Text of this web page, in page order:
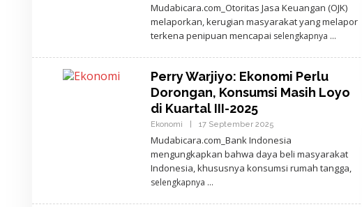
A
E
H
J
D
W
A
N
T
R
A
Mudabicara.com_Otoritas Jasa Keuangan (OJK)
melaporkan, kerugian masyarakat yang melapor
terkena penipuan mencapai selengkapnya
Perry Warjiyo: Ekonomi Perlu
Dorongan, Konsumsi Masih Loyo
di Kuartal III-2025
Ekonomi 17 September 2025
E
H
J
E
Mudabicara.com_Bank Indonesia
mengungkapkan bahwa daya beli masyarakat
Indonesia, khususnya konsumsi rumah tangga,
selengkapnya